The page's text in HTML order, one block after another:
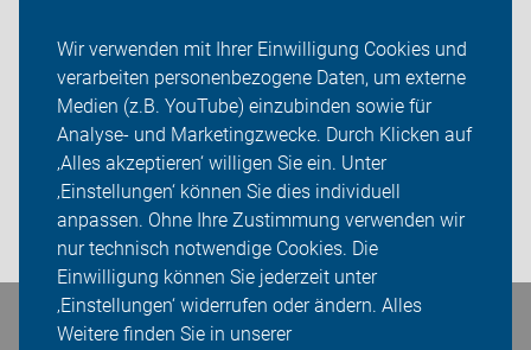
Wir verwenden mit Ihrer Einwilligung Cookies und
verarbeiten personenbezogene Daten, um externe
Medien (z.B. YouTube) einzubinden sowie für
Analyse- und Marketingzwecke. Durch Klicken auf
‚Alles akzeptieren‘ willigen Sie ein. Unter
‚Einstellungen‘ können Sie dies individuell
anpassen. Ohne Ihre Zustimmung verwenden wir
nur technisch notwendige Cookies. Die
Einwilligung können Sie jederzeit unter
‚Einstellungen‘ widerrufen oder ändern. Alles
Weitere finden Sie in unserer
ADFC Niedersachsen
Sei dabei
Presse
Login
Bleiben Sie in Kontakt